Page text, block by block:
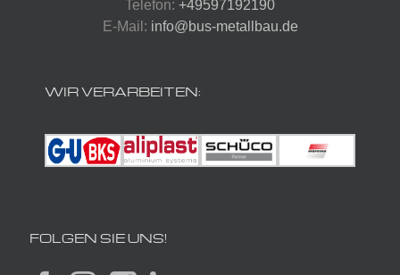
Telefon: +49597192190
E-Mail: info@bus-metallbau.de
WIR VERARBEITEN:
FOLGEN SIE UNS!